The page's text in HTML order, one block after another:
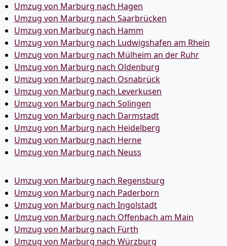
Umzug von Marburg nach Hagen
Umzug von Marburg nach Saarbrücken
Umzug von Marburg nach Hamm
Umzug von Marburg nach Ludwigshafen am Rhein
Umzug von Marburg nach Mülheim an der Ruhr
Umzug von Marburg nach Oldenburg
Umzug von Marburg nach Osnabrück
Umzug von Marburg nach Leverkusen
Umzug von Marburg nach Solingen
Umzug von Marburg nach Darmstadt
Umzug von Marburg nach Heidelberg
Umzug von Marburg nach Herne
Umzug von Marburg nach Neuss
Umzug von Marburg nach Regensburg
Umzug von Marburg nach Paderborn
Umzug von Marburg nach Ingolstadt
Umzug von Marburg nach Offenbach am Main
Umzug von Marburg nach Fürth
Umzug von Marburg nach Würzburg